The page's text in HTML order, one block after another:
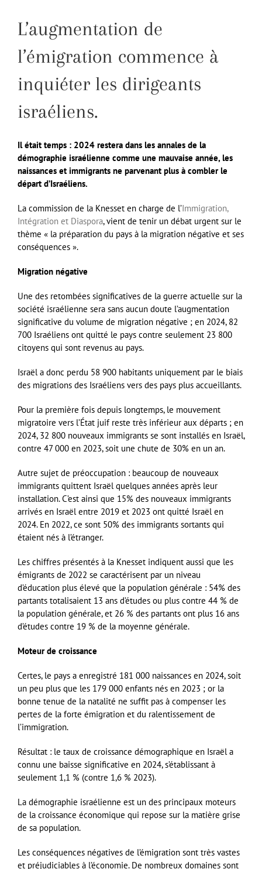
L’augmentation de
l’émigration commence à
inquiéter les dirigeants
israéliens.
Il était temps : 2024 restera dans les annales de la
démographie israélienne comme une mauvaise année, les
naissances et immigrants ne parvenant plus à combler le
départ d’Israéliens.
La commission de la Knesset en charge de l’Immigration,
Intégration et Diaspora, vient de tenir un débat urgent sur le
thème « la préparation du pays à la migration négative et ses
conséquences ».
Migration négative
Une des retombées significatives de la guerre actuelle sur la
société israélienne sera sans aucun doute l’augmentation
significative du volume de migration négative ; en 2024, 82
700 Israéliens ont quitté le pays contre seulement 23 800
citoyens qui sont revenus au pays.
Israël a donc perdu 58 900 habitants uniquement par le biais
des migrations des Israéliens vers des pays plus accueillants.
Pour la première fois depuis longtemps, le mouvement
migratoire vers l’État juif reste très inférieur aux départs ; en
2024, 32 800 nouveaux immigrants se sont installés en Israël,
contre 47 000 en 2023, soit une chute de 30% en un an.
Autre sujet de préoccupation : beaucoup de nouveaux
immigrants quittent Israël quelques années après leur
installation. C’est ainsi que 15% des nouveaux immigrants
arrivés en Israël entre 2019 et 2023 ont quitté Israël en
2024. En 2022, ce sont 50% des immigrants sortants qui
étaient nés à l’étranger.
Les chiffres présentés à la Knesset indiquent aussi que les
émigrants de 2022 se caractérisent par un niveau
d’éducation plus élevé que la population générale : 54% des
partants totalisaient 13 ans d’études ou plus contre 44 % de
la population générale, et 26 % des partants ont plus 16 ans
d’études contre 19 % de la moyenne générale.
Moteur de croissance
Certes, le pays a enregistré 181 000 naissances en 2024, soit
un peu plus que les 179 000 enfants nés en 2023 ; or la
bonne tenue de la natalité ne suffit pas à compenser les
pertes de la forte émigration et du ralentissement de
l’immigration.
Résultat : le taux de croissance démographique en Israël a
connu une baisse significative en 2024, s’établissant à
seulement 1,1 % (contre 1,6 % 2023).
La démographie israélienne est un des principaux moteurs
de la croissance économique qui repose sur la matière grise
de sa population.
Les conséquences négatives de l’émigration sont très vastes
et préjudiciables à l’économie. De nombreux domaines sont